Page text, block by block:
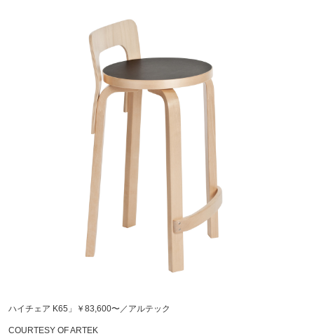
ハイチェア K65」￥83,600〜／アルテック
COURTESY OF ARTEK